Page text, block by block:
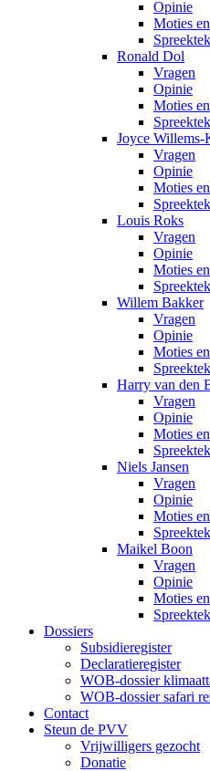
Opinie
Moties
Ronald Dol
Vragen
Opinie
Moties
Joyce Willems-
Vragen
Opinie
Moties
Louis Roks
Vragen
Opinie
Moties
Willem Bakker
Vragen
Opinie
Moties
Harry van den
Vragen
Opinie
Moties
Niels Jansen
Vragen
Opinie
Moties
Maikel Boon
Vragen
Opinie
Moties
Dossiers
Subsidieregister
Declaratieregister
WOB-dossier
WOB-dossier safari
Contact
Steun de PVV
Vrijwilligers gezocht
Donatie